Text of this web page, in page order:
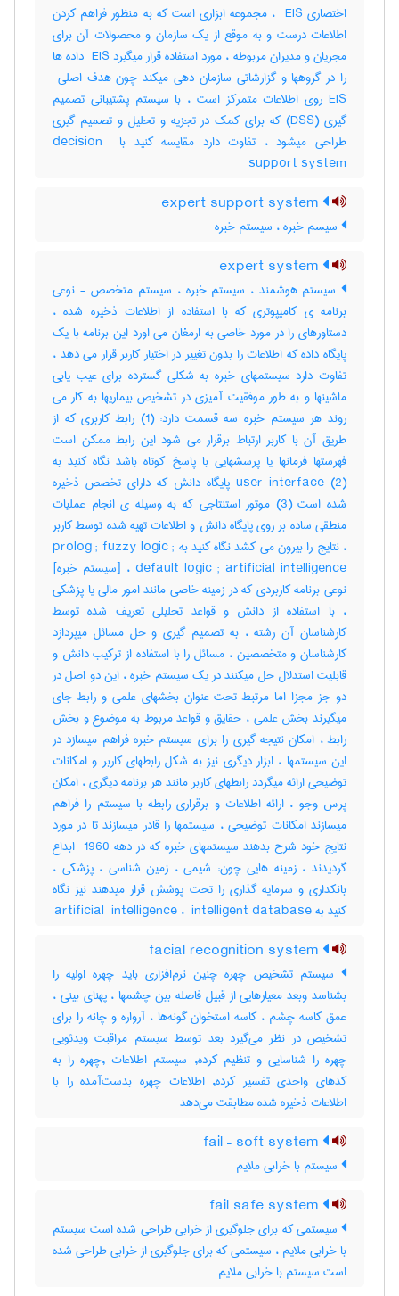
اختصاری ‎ EIS ، مجموعه ابزاری است که به منظور فراهم کردن
اطلاعات درست و به موقع از یک سازمان و محصولات آن برای
مجریان و مدیران مربوطه ، مورد استفاده قرار میگیرد ‎ EIS داده ها
EIS روی اطلاعات متمرکز است ، با سیستم پشتیبانی تصمیم
گیری (‎DSS) که برای کمک در تجزیه و تحلیل و تصمیم گیری
طراحی میشود ، تفاوت دارد مقایسه کنید با ‎decision ‎
support system
سیسم خبره ، سیستم خبره
سیستم هوشمند ، سیستم خبره ، سیستم متخصص - نوعی
برنامه ی کامیپوتری که با استفاده از اطلاعات ذخیره شده ،
دستاورهای را در مورد خاصی به ارمغان می اورد این برنامه با یک
پایگاه داده که اطلاعات را بدون تغییر در اختیار کاربر قرار می دهد ،
تفاوت دارد سیستمهای خبره به شکلی گسترده برای عیب یابی
ماشینها و به طور موفقیت آمیزی در تشخیص بیماریها به کار می
روند هر سیستم خبره سه قسمت دارد: (1) رابط کاربری که از
طریق آن با کاربر ارتباط برقرار می شود این رابط ممکن است
فهرستها فرمانها یا پرسشهایی با پاسخ کوتاه باشد نگاه کنید به
user interface (2) پایگاه دانش که دارای تخصص ذخیره
شده است (3) موتور استنتاجی که به وسیله ی انجام عملیات
منطقی ساده بر روی پایگاه دانش و اطلاعات تهیه شده توسط کاربر
، نتایج را بیرون می کشد نگاه کنید به prolog ; fuzzy logic ;
default logic ; artificial intelligence ، [سیستم خبره]
نوعی برنامه کاربردی که در زمینه خاصی مانند امور مالی یا پزشکی
، با استفاده از دانش و قواعد تحلیلی تعریف شده توسط
کارشناسان آن رشته ، به تصمیم گیری و حل مسائل میپردازد
کارشناسان و متخصصین ، مسائل را با استفاده از ترکیب دانش و
قابلیت استدلال حل میکنند در یک سیستم خبره ، این دو اصل در
دو جز مجزا اما مرتبط تحت عنوان بخشهای علمی و رابط جای
میگیرند بخش علمی ، حقایق و قواعد مربوط به موضوع و بخش
رابط ، امکان نتیجه گیری را برای سیستم خبره فراهم میسازد در
این سیستمها ، ابزار دیگری نیز به شکل رابطهای کاربر و امکانات
توضیحی ارائه میگردد رابطهای کاربر مانند هر برنامه دیگری ، امکان
پرس وجو ، ارائه اطلاعات و برقراری رابطه با سیستم را فراهم
میسازند امکانات توضیحی ، سیستمها را قادر میسازند تا در مورد
نتایج خود شرح بدهند سیستمهای خبره که در دهه ‎ 1960 ابداع
گردیدند ، زمینه هایی چون: شیمی ، زمین شناسی ، پزشکی ،
بانکداری و سرمایه گذاری را تحت پوشش قرار میدهند نیز نگاه
کنید به ‎artificial ‎ intelligence ، ‎ intelligent database
سیستم تشخیص چهره چنین نرم‌افزاری باید چهره اولیه را
بشناسد وبعد معیارهایی از قبیل فاصله بین چشمها ، پهنای بینی ،
عمق کاسه چشم ، کاسه استخوان گونه‌ها ، آرواره و چانه را برای
تشخیص در نظر می‌گیرد بعد توسط سیستم مراقبت ویدئویی
چهره را شناسایی و تنظیم کرده, سیستم اطلاعات ,چهره را به
کدهای واحدی تفسیر کرده, اطلاعات چهره بدست‌آمده را با
اطلاعات ذخیره شده مطابقت می‌دهد
سیستم با خرابی ملایم
سیستمی که برای جلوگیری از خرابی طراحی شده است سیستم
با خرابی ملایم ، سیستمی که برای جلوگیری از خرابی طراحی شده
است سیستم با خرابی ملایم